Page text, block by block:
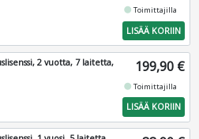
fiber_manual_recordToimittajilla
LISÄÄ KORIIN
2 vuotta, 7 laitetta,
199,90 €
fiber_manual_recordToimittajilla
LISÄÄ KORIIN